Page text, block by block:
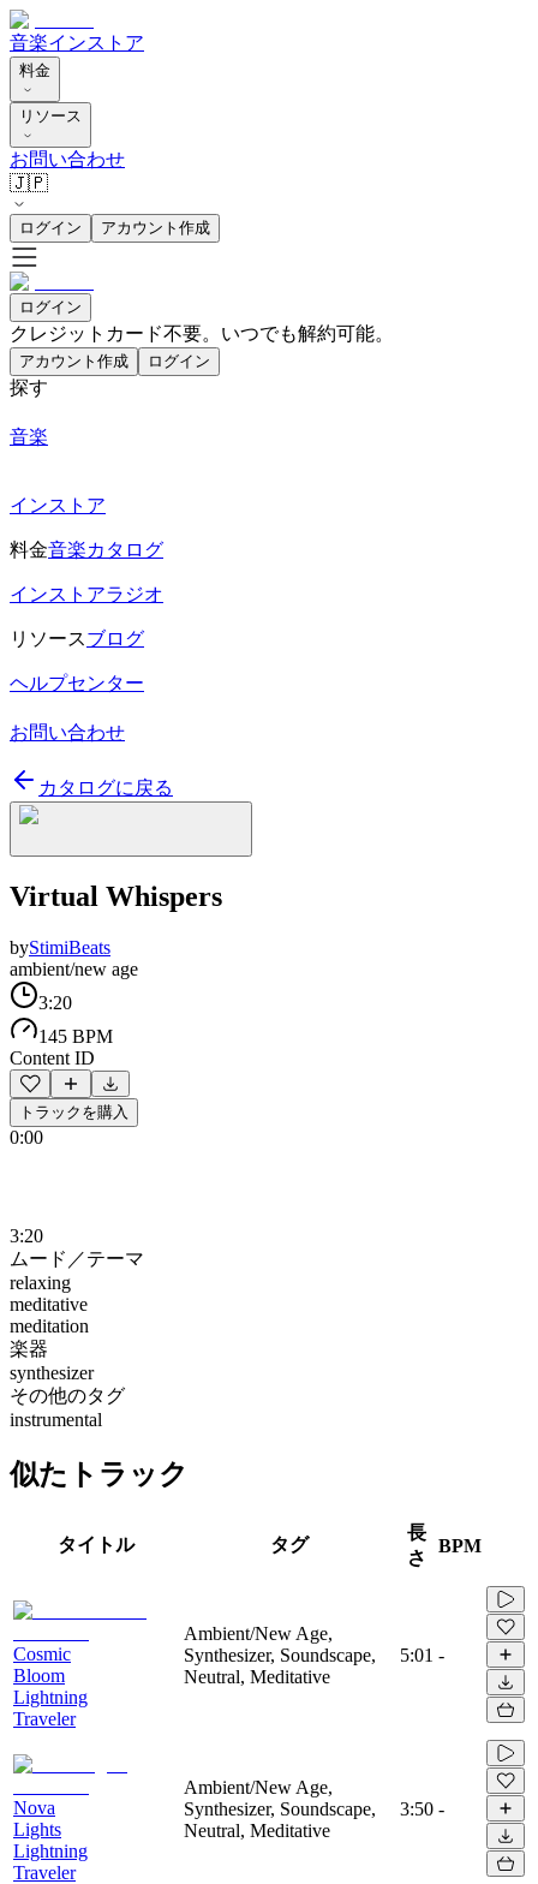
音楽インストア
料金
リソース
お問い合わせ
🇯🇵
ログイン アカウント作成
ログイン
クレジットカード不要。いつでも解約可能。
アカウント作成 ログイン
探す
音楽
インストア
料金音楽カタログ
インストアラジオ
リソースブログ
ヘルプセンター
お問い合わせ
カタログに戻る
Virtual Whispers
byStimiBeats
ambient/new age
3:20
145 BPM
Content ID
トラックを購入
0:00
3:20
ムード／テーマ
relaxing
meditative
meditation
楽器
synthesizer
その他のタグ
instrumental
似たトラック
タイトル タグ
長
さ
BPM
Cosmic
Bloom
Lightning
Traveler
Ambient/New Age,
Synthesizer, Soundscape,
Neutral, Meditative
5:01 -
Nova
Lights
Lightning
Traveler
Ambient/New Age,
Synthesizer, Soundscape,
Neutral, Meditative
3:50 -